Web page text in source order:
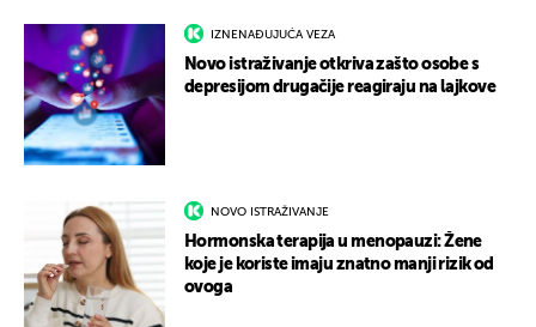
IZNENAĐUJUĆA VEZA
Novo istraživanje otkriva zašto osobe s
depresijom drugačije reagiraju na lajkove
NOVO ISTRAŽIVANJE
Hormonska terapija u menopauzi: Žene
koje je koriste imaju znatno manji rizik od
ovoga